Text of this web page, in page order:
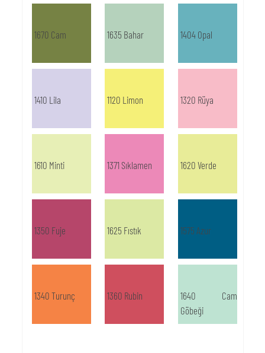
1670 Cam 1635 Bahar 1404 Opal
1410 Lila 1120 Limon 1320 Rüya
1610 Minti 1371 Sıklamen 1620 Verde
1350 Fuje 1625 Fıstık 1575 Azur
1340 Turunç 1360 Rubin
1640 Cam
Göbeği